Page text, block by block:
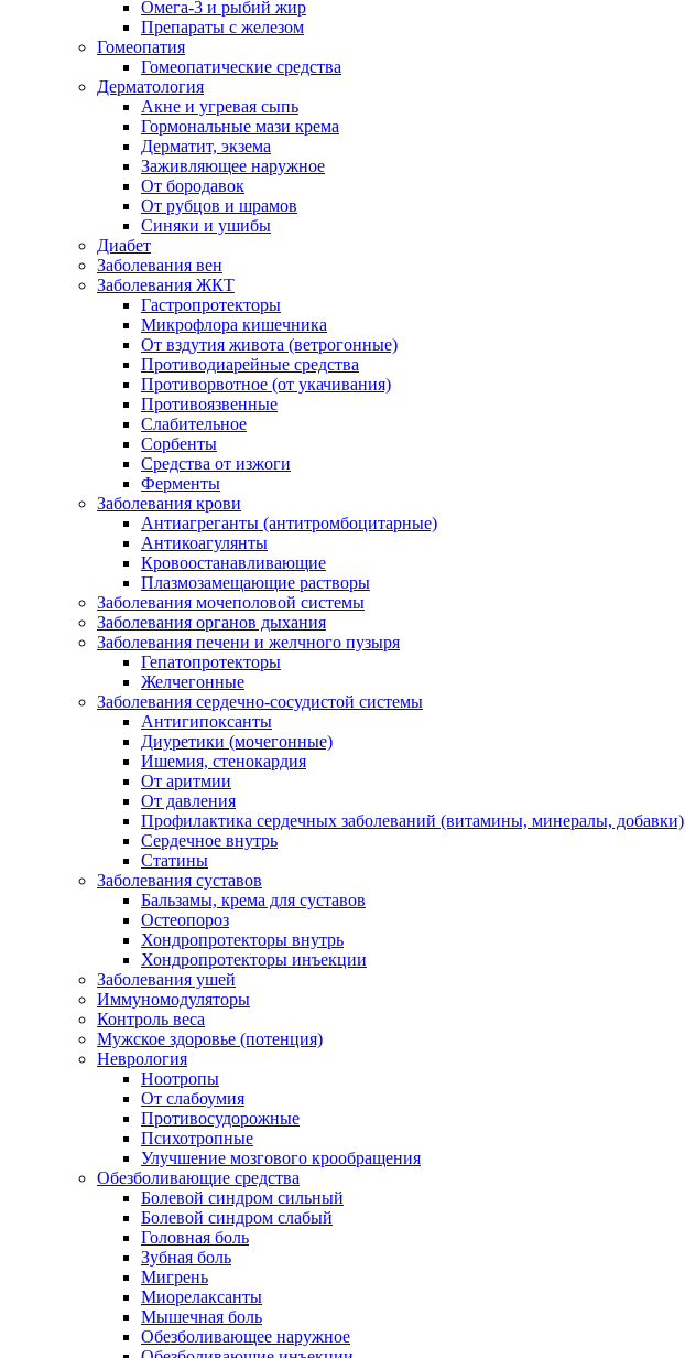
Омега-3 и рыбий жир
Препараты с железом
Гомеопатия
Гомеопатические средства
Дерматология
Акне и угревая сыпь
Гормональные мази крема
Дерматит, экзема
Заживляющее наружное
От бородавок
От рубцов и шрамов
Синяки и ушибы
Диабет
Заболевания вен
Заболевания ЖКТ
Гастропротекторы
Микрофлора кишечника
От вздутия живота (ветрогонные)
Противодиарейные средства
Противорвотное (от укачивания)
Противоязвенные
Слабительное
Сорбенты
Средства от изжоги
Ферменты
Заболевания крови
Антиагреганты (антитромбоцитарные)
Антикоагулянты
Кровоостанавливающие
Плазмозамещающие растворы
Заболевания мочеполовой системы
Заболевания органов дыхания
Заболевания печени и желчного пузыря
Гепатопротекторы
Желчегонные
Заболевания сердечно-сосудистой системы
Антигипоксанты
Диуретики (мочегонные)
Ишемия, стенокардия
От аритмии
От давления
Профилактика сердечных заболеваний (витамины, минералы, добавки)
Сердечное внутрь
Статины
Заболевания суставов
Бальзамы, крема для суставов
Остеопороз
Хондропротекторы внутрь
Хондропротекторы инъекции
Заболевания ушей
Иммуномодуляторы
Контроль веса
Мужское здоровье (потенция)
Неврология
Ноотропы
От слабоумия
Противосудорожные
Психотропные
Улучшение мозгового крообращения
Обезболивающие средства
Болевой синдром сильный
Болевой синдром слабый
Головная боль
Зубная боль
Мигрень
Миорелаксанты
Мышечная боль
Обезболивающее наружное